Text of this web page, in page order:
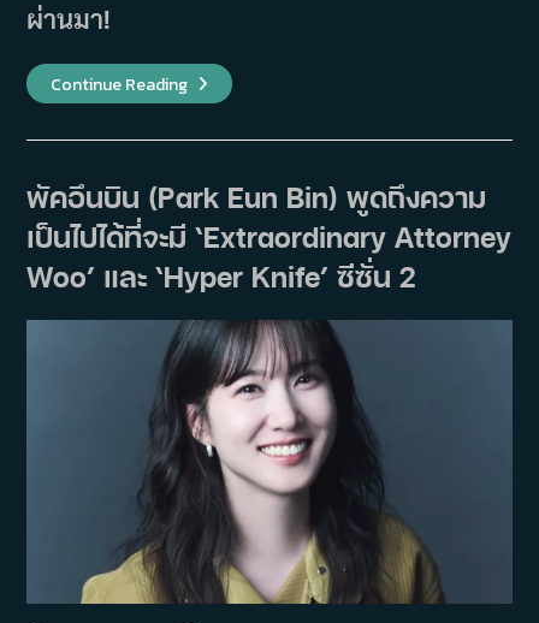
ผ่านมา!
Continue Readingราย
ชื่อ
ชนะ
Arts
Awards
ที่
59
พัคอึนบิน (Park Eun Bin) พูดถึงความ
เป็นไปได้ที่จะมี ‘Extraordinary Attorney
Woo’ และ ‘Hyper Knife’ ซีซั่น 2